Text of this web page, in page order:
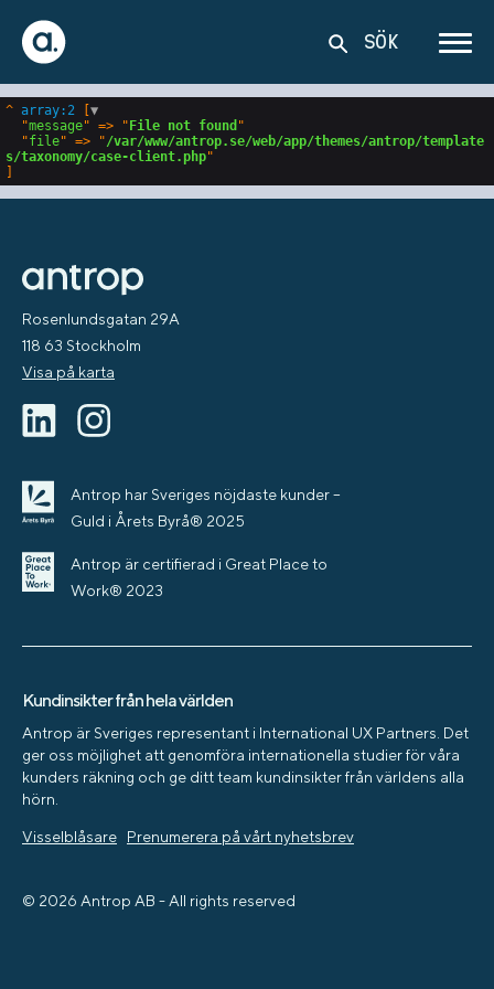
SÖK
^ array:2
▼
  "
message" => " File not found "
  "
file" => "/var/www/antrop.se/web/app/themes/antrop/template
s/taxonomy/case-client.php
Rosenlundsgatan 29A
118 63 Stockholm
Visa på karta
Antrop har Sveriges nöjdaste kunder –
Guld i Årets Byrå® 2025
Antrop är certifierad i Great Place to
Work® 2023
Kundinsikter från hela världen
Antrop är Sveriges representant i International UX Partners. Det
ger oss möjlighet att genomföra internationella studier för våra
kunders räkning och ge ditt team kundinsikter från världens alla
hörn.
Visselblåsare Prenumerera på vårt nyhetsbrev
© 2026 Antrop AB - All rights reserved